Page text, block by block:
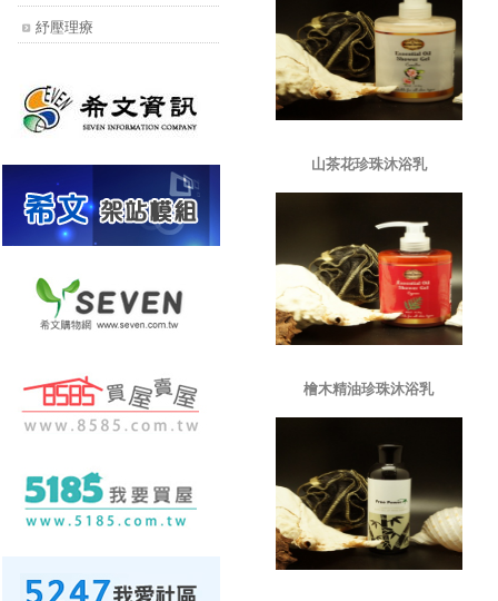
紓壓理療
山茶花珍珠沐浴乳
檜木精油珍珠沐浴乳